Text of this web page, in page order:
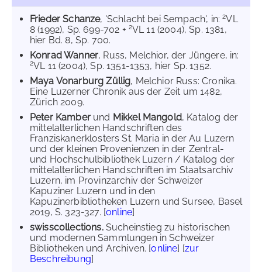
Frieder Schanze, 'Schlacht bei Sempach', in:2VL
8 (1992), Sp. 699-702 + 2VL 11 (2004), Sp. 1381,
hier Bd. 8, Sp. 700.
Konrad Wanner, Russ, Melchior, der Jüngere, in:
2VL 11 (2004), Sp. 1351-1353, hier Sp. 1352.
Maya Vonarburg Züllig, Melchior Russ: Cronika.
Eine Luzerner Chronik aus der Zeit um 1482,
Zürich 2009.
Peter Kamberund Mikkel Mangold, Katalog der
mittelalterlichen Handschriften des
Franziskanerklosters St. Maria in der Au Luzern
und der kleinen Provenienzen in der Zentral-
und Hochschulbibliothek Luzern / Katalog der
mittelalterlichen Handschriften im Staatsarchiv
Luzern, im Provinzarchiv der Schweizer
Kapuziner Luzern und in den
Kapuzinerbibliotheken Luzern und Sursee, Basel
2019, S. 323-327. [online]
swisscollections.Sucheinstieg zu historischen
und modernen Sammlungen in Schweizer
Bibliotheken und Archiven. [online] [zur
Beschreibung]